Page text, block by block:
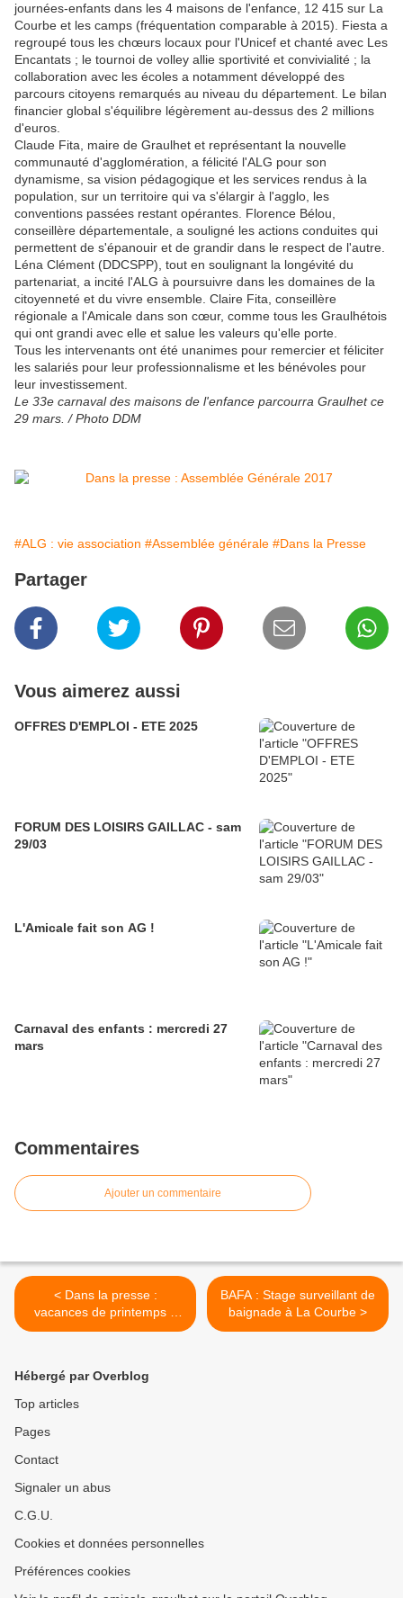
journées-enfants dans les 4 maisons de l'enfance, 12 415 sur La
Courbe et les camps (fréquentation comparable à 2015). Fiesta a
regroupé tous les chœurs locaux pour l'Unicef et chanté avec Les
Encantats ; le tournoi de volley allie sportivité et convivialité ; la
collaboration avec les écoles a notamment développé des
parcours citoyens remarqués au niveau du département. Le bilan
financier global s'équilibre légèrement au-dessus des 2 millions
d'euros.
Claude Fita, maire de Graulhet et représentant la nouvelle
communauté d'agglomération, a félicité l'ALG pour son
dynamisme, sa vision pédagogique et les services rendus à la
population, sur un territoire qui va s'élargir à l'agglo, les
conventions passées restant opérantes. Florence Bélou,
conseillère départementale, a souligné les actions conduites qui
permettent de s'épanouir et de grandir dans le respect de l'autre.
Léna Clément (DDCSPP), tout en soulignant la longévité du
partenariat, a incité l'ALG à poursuivre dans les domaines de la
citoyenneté et du vivre ensemble. Claire Fita, conseillère
régionale a l'Amicale dans son cœur, comme tous les Graulhétois
qui ont grandi avec elle et salue les valeurs qu'elle porte.
Tous les intervenants ont été unanimes pour remercier et féliciter
les salariés pour leur professionnalisme et les bénévoles pour
leur investissement.
Le 33e carnaval des maisons de l'enfance parcourra Graulhet ce
29 mars. / Photo DDM
#ALG : vie association #Assemblée générale #Dans la Presse
Partager
Vous aimerez aussi
OFFRES D'EMPLOI - ETE 2025
FORUM DES LOISIRS GAILLAC - sam
29/03
L'Amicale fait son AG !
Carnaval des enfants : mercredi 27
mars
Commentaires
Ajouter un commentaire
< Dans la presse :
vacances de printemps à
La Courbe
BAFA : Stage surveillant de
baignade à La Courbe >
Hébergé par Overblog
Top articles
Pages
Contact
Signaler un abus
C.G.U.
Cookies et données personnelles
Préférences cookies